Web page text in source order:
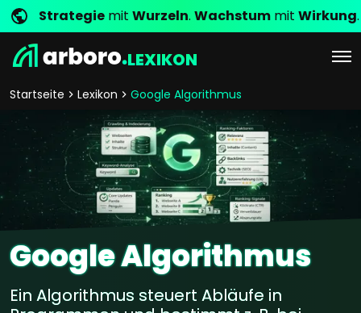
Strategie mit Wurzeln. Wachstum mit Wirkung.
LEXIKON
Startseite Lexikon Google Algorithmus
Google Algorithmus
Ein Algorithmus steuert Abläufe in